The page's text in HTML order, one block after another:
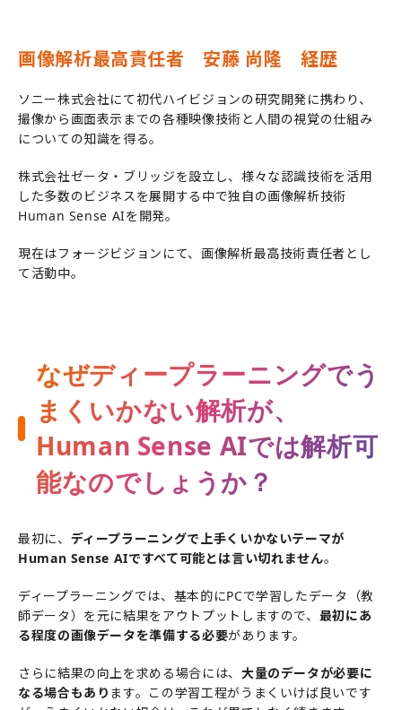
画像解析最高責任者 安藤 尚隆 経歴
ソニー株式会社にて初代ハイビジョンの研究開発に携わり、
撮像から画面表示までの各種映像技術と人間の視覚の仕組み
についての知識を得る。
株式会社ゼータ・ブリッジを設立し、様々な認識技術を活用
した多数のビジネスを展開する中で独自の画像解析技術
Human Sense AIを開発。
現在はフォージビジョンにて、画像解析最高技術責任者とし
て活動中。
なぜディープラーニングでう
まくいかない解析が、
Human Sense AIでは解析可
能なのでしょうか？
最初に、 ディープラーニングで上手くいかないテーマが
Human Sense AIですべて可能とは言い切れません。
ディープラーニングでは、基本的にPCで学習したデータ（教
師データ）を元に結果をアウトプットしますので、 最初にあ
る程度の画像データを準備する必要があります。
さらに結果の向上を求める場合には、 大量のデータが必要に
なる場合もあり ます。この学習工程がうまくいけば良いです